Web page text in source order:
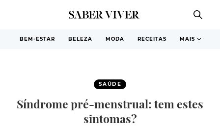
BEM-ESTAR BELEZA MODA RECEITAS MAIS
SAÚDE
Síndrome pré-menstrual: tem estes
sintomas?